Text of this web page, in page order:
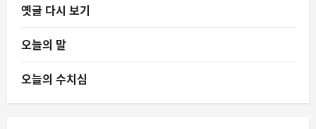
옛글 다시 보기
오늘의 말
오늘의 수치심